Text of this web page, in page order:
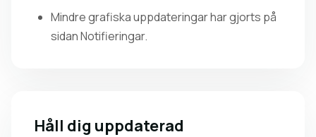
Mindre grafiska uppdateringar har gjorts på
sidan Notifieringar.
Håll dig uppdaterad